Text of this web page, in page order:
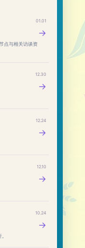
01.01
点与相关访谈资
→
12.30
→
12.24
→
12.10
→
10.24
→